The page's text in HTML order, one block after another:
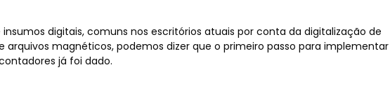
insumos digitais, comuns nos escritórios atuais por conta da digitalização de
arquivos magnéticos, podemos dizer que o primeiro passo para implementar
já foi dado.